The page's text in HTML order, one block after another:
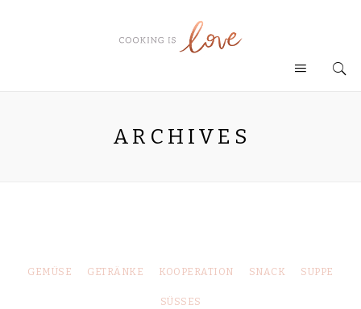
ARCHIVES
GEMÜSE GETRÄNKE KOOPERATION SNACK SUPPE
SÜSSES